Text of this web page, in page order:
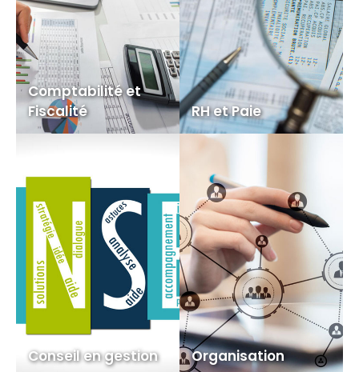
Comptabilité et
Fiscalité
RH et Paie
Conseil en gestion Organisation